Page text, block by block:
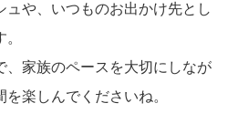
ュや、いつものお出かけ先とし
、家族のペースを大切にしなが
楽しんでくださいね。